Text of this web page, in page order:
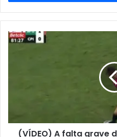
de
email
(VÍDEO) A falta grave